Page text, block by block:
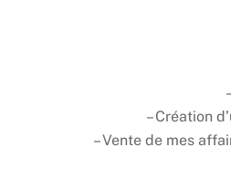
– Création
– Vente de mes